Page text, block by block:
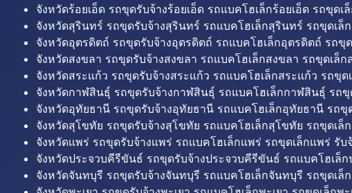
จังหวัดร้อยเอ็ด รถขุดรับจ้างร้อยเอ็ด รถแบคโฮเล็กร้อยเอ็ด รถขุด
จังหวัดสุรินทร์ รถขุดรับจ้างสุรินทร์ รถแบคโฮเล็กสุรินทร์ รถขุดเ
จังหวัดอุตรดิตถ์ รถขุดรับจ้างอุตรดิตถ์ รถแบคโฮเล็กอุตรดิตถ์ รถ
จังหวัดสงขลา รถขุดรับจ้างสงขลา รถแบคโฮเล็กสงขลา รถขุดเล็
จังหวัดสระแก้ว รถขุดรับจ้างสระแก้ว รถแบคโฮเล็กสระแก้ว รถขุ
จังหวัดกาฬสินธุ์ รถขุดรับจ้างกาฬสินธุ์ รถแบคโฮเล็กกาฬสินธุ์ ร
จังหวัดอุทัยธานี รถขุดรับจ้างอุทัยธานี รถแบคโฮเล็กอุทัยธานี รถ
จังหวัดสุโขทัย รถขุดรับจ้างสุโขทัย รถแบคโฮเล็กสุโขทัย รถขุดเ
จังหวัดแพร่ รถขุดรับจ้างแพร่ รถแบคโฮเล็กแพร่ รถขุดเล็กแพร่ รั
จังหวัดประจวบคีรีขันธ์ รถขุดรับจ้างประจวบคีรีขันธ์ รถแบคโฮเ
จังหวัดจันทบุรี รถขุดรับจ้างจันทบุรี รถแบคโฮเล็กจันทบุรี รถขุดเ